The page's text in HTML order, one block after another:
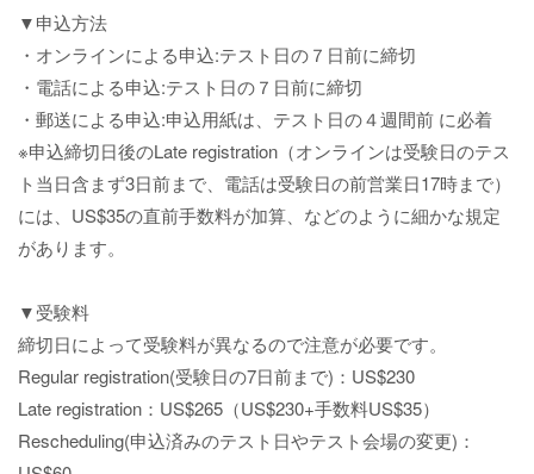
▼申込方法
・オンラインによる申込:テスト日の７日前に締切
・電話による申込:テスト日の７日前に締切
・郵送による申込:申込用紙は、テスト日の４週間前 に必着
※申込締切日後のLate registration（オンラインは受験日のテス
ト当日含まず3日前まで、電話は受験日の前営業日17時まで）
には、US$35の直前手数料が加算、などのように細かな規定
があります。
▼受験料
締切日によって受験料が異なるので注意が必要です。
Regular registration(受験日の7日前まで)：US$230
Late registration：US$265（US$230+手数料US$35）
Rescheduling(申込済みのテスト日やテスト会場の変更)：